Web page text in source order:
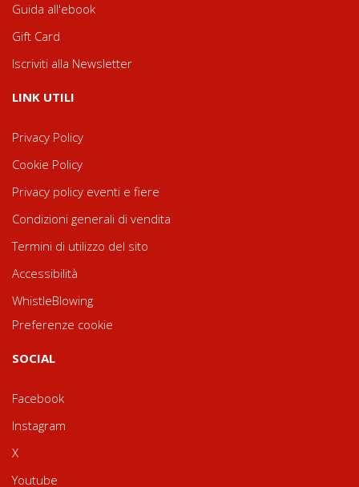
Guida all'ebook
Gift Card
Iscriviti alla Newsletter
LINK UTILI
Privacy Policy
Cookie Policy
Privacy policy eventi e fiere
Condizioni generali di vendita
Termini di utilizzo del sito
Accessibilità
WhistleBlowing
Preferenze cookie
SOCIAL
Facebook
Instagram
X
Youtube